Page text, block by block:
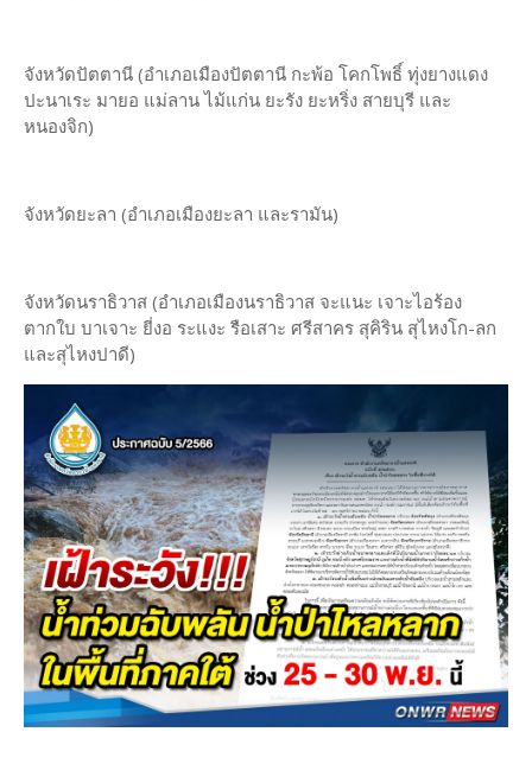
จังหวัดปัตตานี (อำเภอเมืองปัตตานี กะพ้อ โคกโพธิ์ ทุ่งยางแดง
ปะนาเระ มายอ แม่ลาน ไม้แก่น ยะรัง ยะหริ่ง สายบุรี และ
หนองจิก)
จังหวัดยะลา (อำเภอเมืองยะลา และรามัน)
จังหวัดนราธิวาส (อำเภอเมืองนราธิวาส จะแนะ เจาะไอร้อง
ตากใบ บาเจาะ ยี่งอ ระแงะ รือเสาะ ศรีสาคร สุคิริน สุไหงโก-ลก
และสุไหงปาดี)